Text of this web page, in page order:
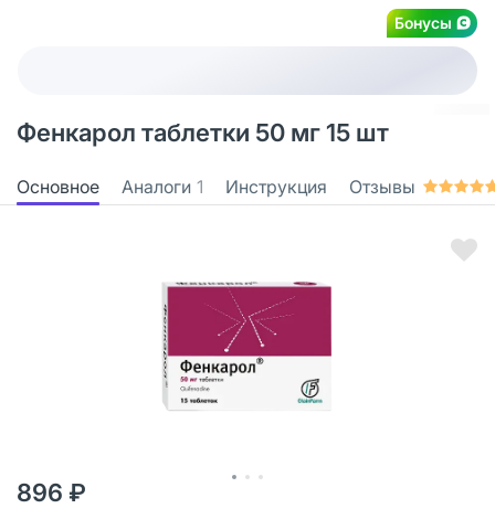
Бонусы
Фенкарол таблетки 50 мг 15 шт
Основное Аналоги 1 Инструкция Отзывы
896 ₽